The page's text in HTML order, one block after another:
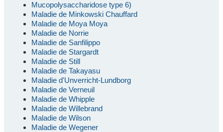
Mucopolysaccharidose type 6)
Maladie de Minkowski Chauffard
Maladie de Moya Moya
Maladie de Norrie
Maladie de Sanfilippo
Maladie de Stargardt
Maladie de Still
Maladie de Takayasu
Maladie d'Unverricht-Lundborg
Maladie de Verneuil
Maladie de Whipple
Maladie de Willebrand
Maladie de Wilson
Maladie de Wegener